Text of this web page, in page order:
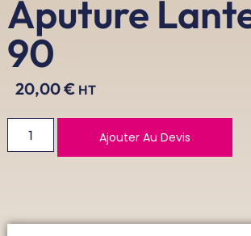
Aputure
90
20,00€ HT
Ajouter Au Devis